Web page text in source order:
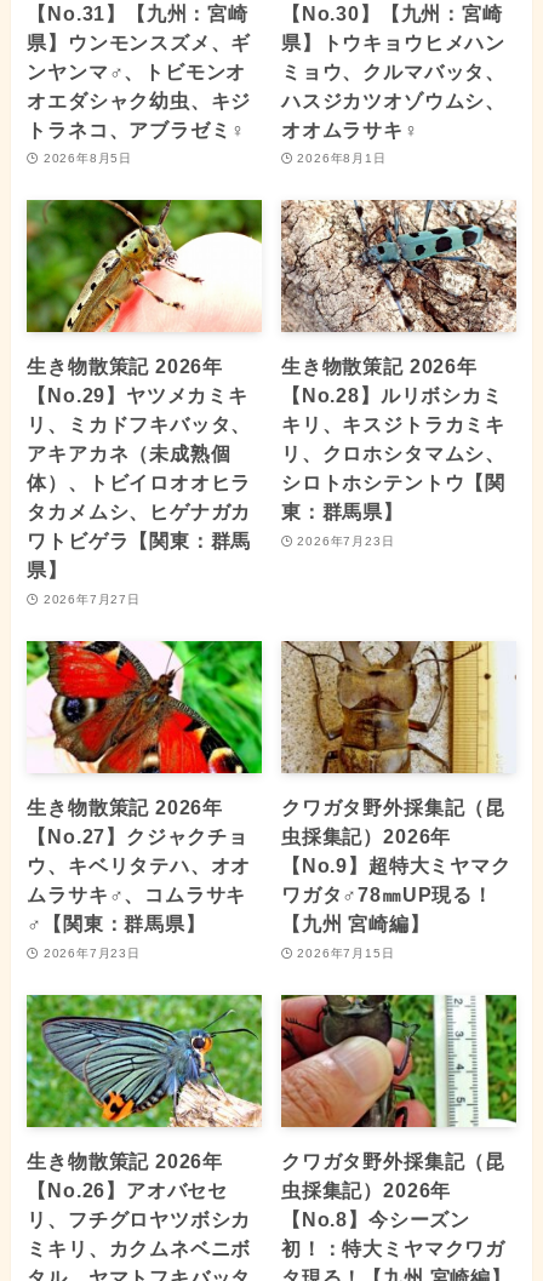
【No.31】【九州：宮崎
県】ウンモンスズメ、ギ
ンヤンマ♂、トビモンオ
オエダシャク幼虫、キジ
トラネコ、アブラゼミ♀
2026年8月5日
【No.30】【九州：宮崎
県】トウキョウヒメハン
ミョウ、クルマバッタ、
ハスジカツオゾウムシ、
オオムラサキ♀
2026年8月1日
生き物散策記 2026年
【No.29】ヤツメカミキ
リ、ミカドフキバッタ、
アキアカネ（未成熟個
体）、トビイロオオヒラ
タカメムシ、ヒゲナガカ
ワトビゲラ【関東：群馬
県】
2026年7月27日
生き物散策記 2026年
【No.28】ルリボシカミ
キリ、キスジトラカミキ
リ、クロホシタマムシ、
シロトホシテントウ【関
東：群馬県】
2026年7月23日
生き物散策記 2026年
【No.27】クジャクチョ
ウ、キベリタテハ、オオ
ムラサキ♂、コムラサキ
♂【関東：群馬県】
2026年7月23日
クワガタ野外採集記（昆
虫採集記）2026年
【No.9】超特大ミヤマク
ワガタ♂78㎜UP現る！
【九州 宮崎編】
2026年7月15日
生き物散策記 2026年
【No.26】アオバセセ
リ、フチグロヤツボシカ
ミキリ、カクムネベニボ
クワガタ野外採集記（昆
虫採集記）2026年
【No.8】今シーズン
初！：特大ミヤマクワガ